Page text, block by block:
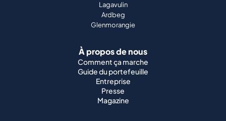
Lagavulin
Ardbeg
Glenmorangie
À propos de nous
Comment ça marche
Guide du portefeuille
Entreprise
Presse
Magazine